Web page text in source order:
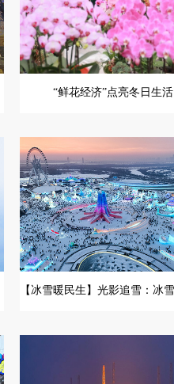
“鲜花经济”点亮冬日生活